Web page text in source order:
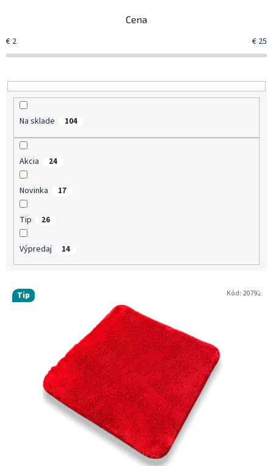
p
u
k
t
v
Cena
€ 2 € 25
Na sklade 104
Akcia 24
Novinka 17
Tip 26
Výpredaj 14
Tip Kód: 20792